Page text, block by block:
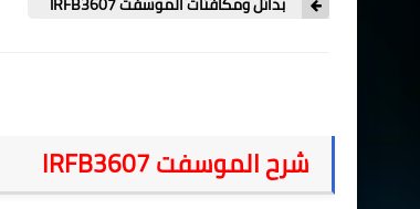
شرح الموسفتIRFB3607